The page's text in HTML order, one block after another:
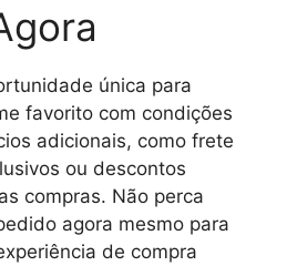
única para
favorito com condições
adicionais, como frete
ou descontos
compras. Não perca
agora mesmo para
de compra